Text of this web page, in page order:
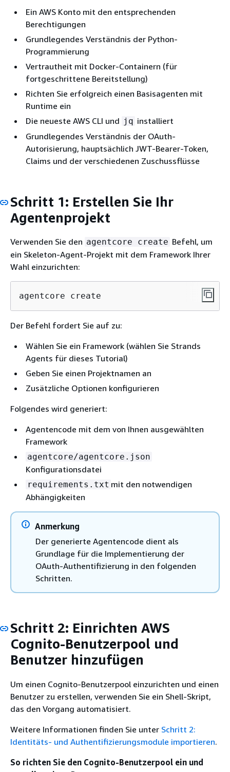
Ein AWS Konto mit den entsprechenden
Berechtigungen
Grundlegendes Verständnis der Python-
Programmierung
Vertrautheit mit Docker-Containern (für
fortgeschrittene Bereitstellung)
Richten Sie erfolgreich einen Basisagenten mit
Runtime ein
Die neueste AWS CLI und jq installiert
Grundlegendes Verständnis der OAuth-
Autorisierung, hauptsächlich JWT-Bearer-Token,
Claims und der verschiedenen Zuschussflüsse
Schritt 1: Erstellen Sie Ihr
Agentenprojekt
Verwenden Sie den agentcore create Befehl, um
ein Skeleton-Agent-Projekt mit dem Framework Ihrer
Wahl einzurichten:
agentcore create
Der Befehl fordert Sie auf zu:
Wählen Sie ein Framework (wählen Sie Strands
Agents für dieses Tutorial)
Geben Sie einen Projektnamen an
Zusätzliche Optionen konfigurieren
Folgendes wird generiert:
Agentencode mit dem von Ihnen ausgewählten
Framework
agentcore/agentcore.json
Konfigurationsdatei
requirements.txt mit den notwendigen
Abhängigkeiten
Anmerkung
Der generierte Agentencode dient als
Grundlage für die Implementierung der
OAuth-Authentifizierung in den folgenden
Schritten.
Schritt 2: Einrichten AWS
Cognito-Benutzerpool und
Benutzer hinzufügen
Um einen Cognito-Benutzerpool einzurichten und einen
Benutzer zu erstellen, verwenden Sie ein Shell-Skript,
das den Vorgang automatisiert.
Weitere Informationen finden Sie unter Schritt 2:
Identitäts- und Authentifizierungsmodule importieren.
So richten Sie den Cognito-Benutzerpool ein und